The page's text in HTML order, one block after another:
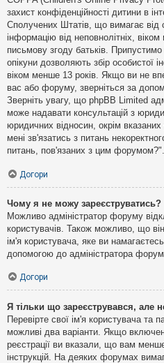
захист конфіденційності дитини в
Сполучених Штатів, що вимагає від
інформацію від неповнолітніх,
письмову згоду батьків.
опікуни дозволяють збір особистої
віком менше 13 років. Якщо ви не
вас або форуму, зверніться за
Зверніть увагу, що phpBB Limited
може надавати консультацій з
юридичних відносин, окрім
мені зв'язатись з питань
питань, пов'язаних з цим форумом?".
Догори
Чому я не можу зареєструватись?
Можливо адміністратор форуму
користувачів. Також можливо, що
ім'я користувача, яке ви
допомогою до адміністратора
Догори
Я тільки що зареєструвався, але
Перевірте свої ім'я користувача та
можливі два варіанти. Якщо
реєстрації ви вказали, що вам
інструкцій. На деяких форумах